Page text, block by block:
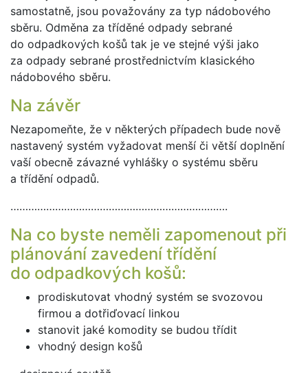
samostatně, jsou považovány za typ nádobového
sběru. Odměna za tříděné odpady sebrané
do odpadkových košů tak je ve stejné výši jako
za odpady sebrané prostřednictvím klasického
nádobového sběru.
Na závěr
Nezapomeňte, že v některých případech bude nově
nastavený systém vyžadovat menší či větší doplnění
vaší obecně závazné vyhlášky o systému sběru
a třídění odpadů.
……………………………………………………………….
Na co byste neměli zapomenout při
plánování zavedení třídění
do odpadkových košů:
prodiskutovat vhodný systém se svozovou
firmou a dotřiďovací linkou
stanovit jaké komodity se budou třídit
vhodný design košů